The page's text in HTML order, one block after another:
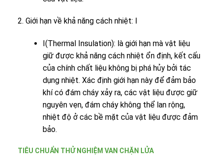
2. Giới hạn về khả năng cách nhiệt: I
I(Thermal Insulation): là giới hạn mà vật liệu
giữ được khả năng cách nhiệt ổn định, kết cấu
của chính chất liệu không bị phá hủy bởi tác
dụng nhiệt. Xác định giới hạn này để đảm bảo
khí có đám cháy xảy ra, các vật liệu được giữ
nguyên vẹn, đám cháy không thể lan rộng,
nhiệt độ ở các bề mặt của vật liệu được đảm
bảo.
TIÊU CHUẨN THỬ NGHIỆM VAN CHẶN LỬA